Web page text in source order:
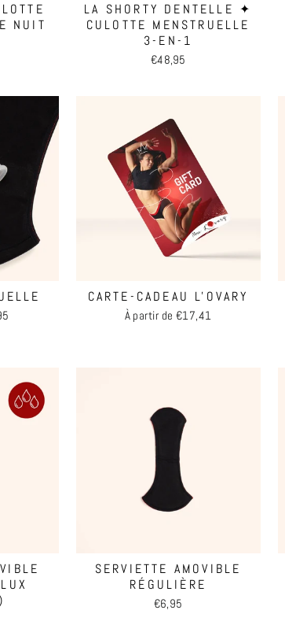
NUIT
LA SHORTY DENTELLE ✦
CULOTTE MENSTRUELLE
3-EN-1
€48,95
CARTE-CADEAU L'OVARY
À partir de €17,41
SERVIETTE AMOVIBLE
RÉGULIÈRE
€6,95